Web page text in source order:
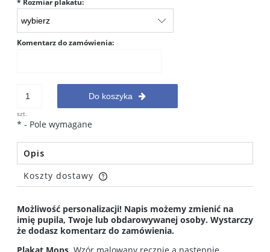
Komentarz do zamówienia:
szt.
Do koszyka
* - Pole wymagane
Opis
Koszty dostawy
Cena nie zawiera ewentualnych kosztów płatności
Możliwość personalizacji! Napis możemy zmienić na
imię pupila, Twoje lub obdarowywanej osoby. Wystarczy
że dodasz komentarz do zamówienia.